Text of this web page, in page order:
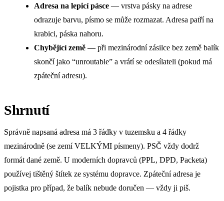
Adresa na lepicí pásce — vrstva pásky na adrese
odrazuje barvu, písmo se může rozmazat. Adresa patří na
krabici, páska nahoru.
Chybějící země — při mezinárodní zásilce bez země balík
skončí jako “unroutable” a vrátí se odesílateli (pokud má
zpáteční adresu).
Shrnutí
Správně napsaná adresa má 3 řádky v tuzemsku a 4 řádky
mezinárodně (se zemí VELKÝMI písmeny). PSČ vždy dodrž
formát dané země. U moderních dopravců (PPL, DPD, Packeta)
používej tištěný štítek ze systému dopravce. Zpáteční adresa je
pojistka pro případ, že balík nebude doručen — vždy ji piš.